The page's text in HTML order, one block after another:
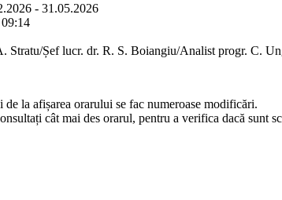
- 31.05.2026
Stratu/Șef lucr. dr. R. S. Boiangiu/Analist progr. C.
de la afișarea orarului se fac numeroase modificări.
cât mai des orarul, pentru a verifica dacă sunt